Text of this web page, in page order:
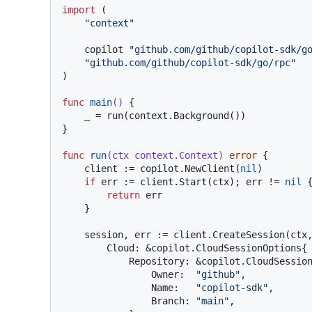
import (
"context"
    copilot
"github.com/github/copilot-sdk/
"github.com/github/copilot-sdk/go/rpc"
)
func main()
{
}
func run(ctx context.Context) error {
    client := copilot.NewClient(
nil)
if err := client.Start(ctx); err != nil {
return err
                Owner:
"github" ,
                Name:
"copilot-sdk" ,
                Branch:
"main" ,